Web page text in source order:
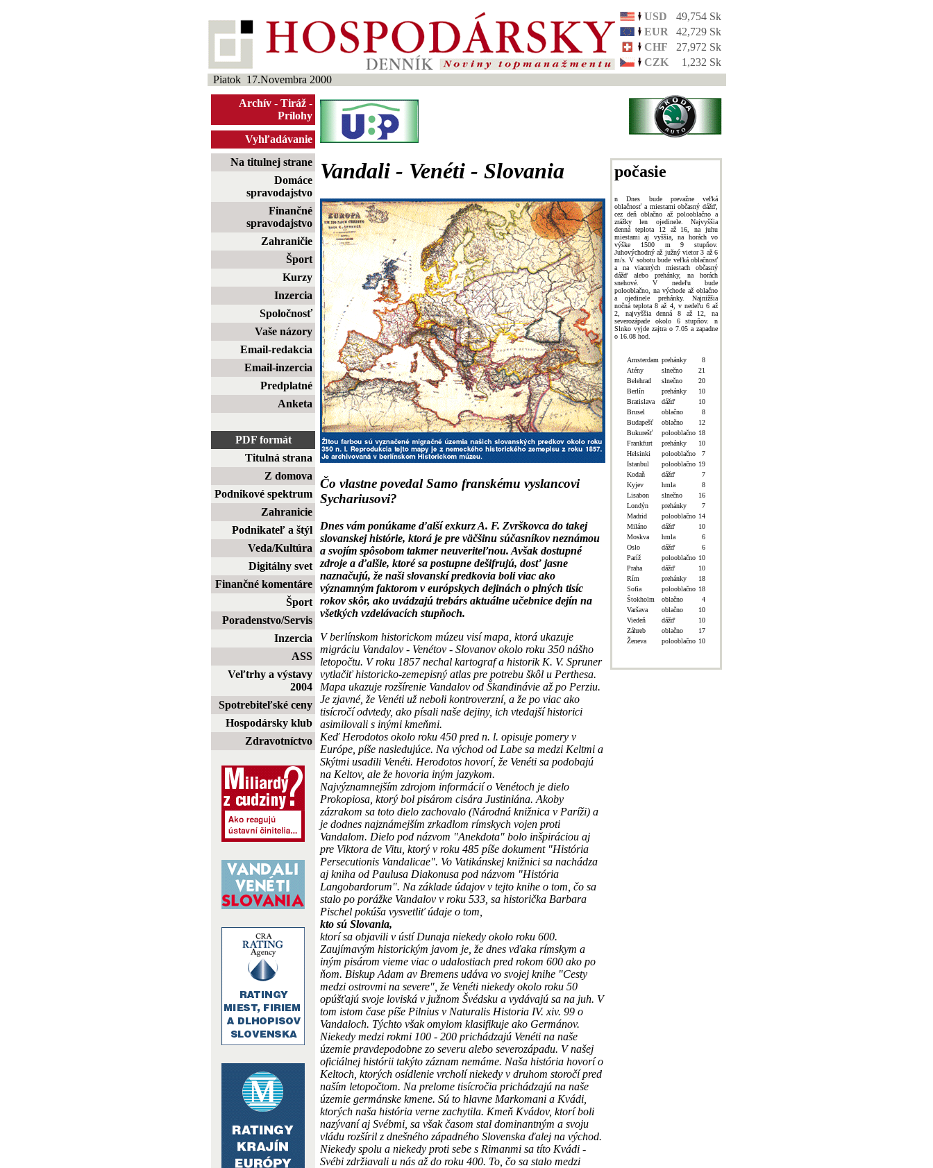
USD
49,754 Sk
EUR
42,729 Sk
CHF
27,972 Sk
CZK
1,232 Sk
Piatok 17.Novembra 2000
Archív - Tiráž -
Prílohy
Vyhľadávanie
Na titulnej strane
Domáce
spravodajstvo
Finančné
spravodajstvo
Zahraničie
Šport
Kurzy
Inzercia
Spoločnosť
Vaše názory
Email-redakcia
Email-inzercia
Predplatné
Anketa
PDF formát
Titulná strana
Z domova
Podnikové spektrum
Zahranicie
Podnikateľ a štýl
Veda/Kultúra
Digitálny svet
Finančné komentáre
Šport
Poradenstvo/Servis
Inzercia
ASS
Veľtrhy a výstavy
2004
Spotrebiteľské ceny
Hospodársky klub
Zdravotníctvo
Vandali - Venéti - Slovania
Čo vlastne povedal Samo franskému vyslancovi
Sychariusovi?
Dnes vám ponúkame ďalší exkurz A. F. Zvrškovca do takej
slovanskej histórie, ktorá je pre väčšinu súčasníkov neznámou
a svojím spôsobom takmer neuveriteľnou. Avšak dostupné
zdroje a ďalšie, ktoré sa postupne dešifrujú, dosť jasne
naznačujú, že naši slovanskí predkovia boli viac ako
významným faktorom v európskych dejinách o plných tisíc
rokov skôr, ako uvádzajú trebárs aktuálne učebnice dejín na
všetkých vzdelávacích stupňoch.
V berlínskom historickom múzeu visí mapa, ktorá ukazuje
migráciu Vandalov - Venétov - Slovanov okolo roku 350 nášho
letopočtu. V roku 1857 nechal kartograf a historik K. V. Spruner
vytlačiť historicko-zemepisný atlas pre potrebu škôl u Perthesa.
Mapa ukazuje rozšírenie Vandalov od Škandinávie až po Perziu.
Je zjavné, že Venéti už neboli kontroverzní, a že po viac ako
tisícročí odvtedy, ako písali naše dejiny, ich vtedajší historici
asimilovali s inými kmeňmi.
Keď Herodotos okolo roku 450 pred n. l. opisuje pomery v
Európe, píše nasledujúce. Na východ od Labe sa medzi Keltmi a
Skýtmi usadili Venéti. Herodotos hovorí, že Venéti sa podobajú
na Keltov, ale že hovoria iným jazykom.
Najvýznamnejším zdrojom informácií o Venétoch je dielo
Prokopiosa, ktorý bol pisárom cisára Justiniána. Akoby
zázrakom sa toto dielo zachovalo (Národná knižnica v Paríži) a
je dodnes najznámejším zrkadlom rímskych vojen proti
Vandalom. Dielo pod názvom "Anekdota" bolo inšpiráciou aj
pre Viktora de Vitu, ktorý v roku 485 píše dokument "História
Persecutionis Vandalicae". Vo Vatikánskej knižnici sa nachádza
aj kniha od Paulusa Diakonusa pod názvom "História
Langobardorum". Na základe údajov v tejto knihe o tom, čo sa
stalo po porážke Vandalov v roku 533, sa historička Barbara
Pischel pokúša vysvetliť údaje o tom,
kto sú Slovania,
ktorí sa objavili v ústí Dunaja niekedy okolo roku 600.
Zaujímavým historickým javom je, že dnes vďaka rímskym a
iným pisárom vieme viac o udalostiach pred rokom 600 ako po
ňom. Biskup Adam av Bremens udáva vo svojej knihe "Cesty
medzi ostrovmi na severe", že Venéti niekedy okolo roku 50
opúšťajú svoje loviská v južnom Švédsku a vydávajú sa na juh. V
tom istom čase píše Pilnius v Naturalis Historia IV. xiv. 99 o
Vandaloch. Týchto však omylom klasifikuje ako Germánov.
Niekedy medzi rokmi 100 - 200 prichádzajú Venéti na naše
územie pravdepodobne zo severu alebo severozápadu. V našej
oficiálnej histórii takýto záznam nemáme. Naša história hovorí o
Keltoch, ktorých osídlenie vrcholí niekedy v druhom storočí pred
naším letopočtom. Na prelome tisícročia prichádzajú na naše
územie germánske kmene. Sú to hlavne Markomani a Kvádi,
ktorých naša história verne zachytila. Kmeň Kvádov, ktorí boli
nazývaní aj Svébmi, sa však časom stal dominantným a svoju
vládu rozšíril z dnešného západného Slovenska ďalej na východ.
Niekedy spolu a niekedy proti sebe s Rimanmi sa títo Kvádi -
Svébi zdržiavali u nás až do roku 400. To, čo sa stalo medzi
počasie
n Dnes bude prevažne veľká
oblačnosť a miestami občasný dážď,
cez deň oblačno až polooblačno a
zrážky len ojedinele. Najvyššia
denná teplota 12 až 16, na juhu
miestami aj vyššia, na horách vo
výške 1500 m 9 stupňov.
Juhovýchodný až južný vietor 3 až 6
m/s. V sobotu bude veľká oblačnosť
a na viacerých miestach občasný
dážď alebo prehánky, na horách
snehové. V nedeľu bude
polooblačno, na východe až oblačno
a ojedinele prehánky. Najnižšia
nočná teplota 8 až 4, v nedeľu 6 až
2, najvyššia denná 8 až 12, na
severozápade okolo 6 stupňov. n
Slnko vyjde zajtra o 7.05 a zapadne
o 16.08 hod.
Amsterdam prehánky
8
Atény
slnečno
21
Belehrad
slnečno
20
Berlín
prehánky
10
Bratislava
dážď
10
Brusel
oblačno
8
Budapešť
oblačno
12
Bukurešť
polooblačno 18
Frankfurt
prehánky
10
Helsinki
polooblačno
7
Istanbul
polooblačno 19
Kodaň
dážď
7
Kyjev
hmla
8
Lisabon
slnečno
16
Londýn
prehánky
7
Madrid
polooblačno 14
Miláno
dážď
10
Moskva
hmla
6
Oslo
dážď
6
Paríž
polooblačno 10
Praha
dážď
10
Rím
prehánky
18
Sofia
polooblačno 18
Štokholm
oblačno
4
Varšava
oblačno
10
Viedeň
dážď
10
Záhreb
oblačno
17
Ženeva
polooblačno 10